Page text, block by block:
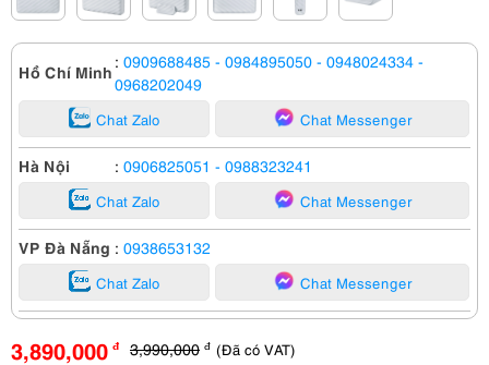
Hồ Chí Minh : 0909688485 - 0984895050 - 0948024334 -
0968202049
Chat Zalo Chat Messenger
Hà Nội : 0906825051 - 0988323241
Chat Zalo Chat Messenger
VP Đà Nẵng : 0938653132
Chat Zalo Chat Messenger
3,890,000 đ 3,990,000 đ (Đã có VAT)